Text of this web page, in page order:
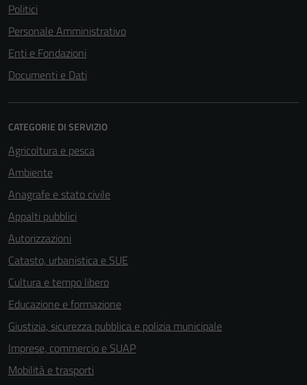
Politici
Personale Amministrativo
Enti e Fondazioni
Documenti e Dati
CATEGORIE DI SERVIZIO
Agricoltura e pesca
Ambiente
Anagrafe e stato civile
Appalti pubblici
Autorizzazioni
Catasto, urbanistica e SUE
Cultura e tempo libero
Educazione e formazione
Giustizia, sicurezza pubblica e polizia municipale
Imprese, commercio e SUAP
Mobilità e trasporti
Tecnici